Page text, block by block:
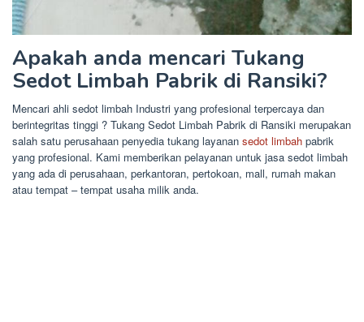
Apakah anda mencari Tukang
Sedot Limbah Pabrik di Ransiki?
Mencari ahli sedot limbah Industri yang profesional terpercaya dan
berintegritas tinggi ? Tukang Sedot Limbah Pabrik di Ransiki merupakan
salah satu perusahaan penyedia tukang layanan sedot limbah pabrik
yang profesional. Kami memberikan pelayanan untuk jasa sedot limbah
yang ada di perusahaan, perkantoran, pertokoan, mall, rumah makan
atau tempat – tempat usaha milik anda.